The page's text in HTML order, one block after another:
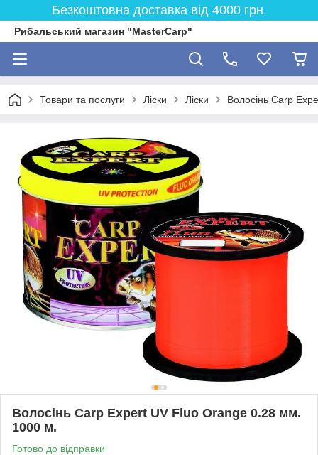
Безкоштовна доставка від 4000 грн.
Рибальський магазин "MasterCarp"
Товари та послуги Ліски Ліски Волосінь Carp
Волосінь Carp Expert UV Fluo Orange 0.28 мм.
1000 м.
Готово до відправки